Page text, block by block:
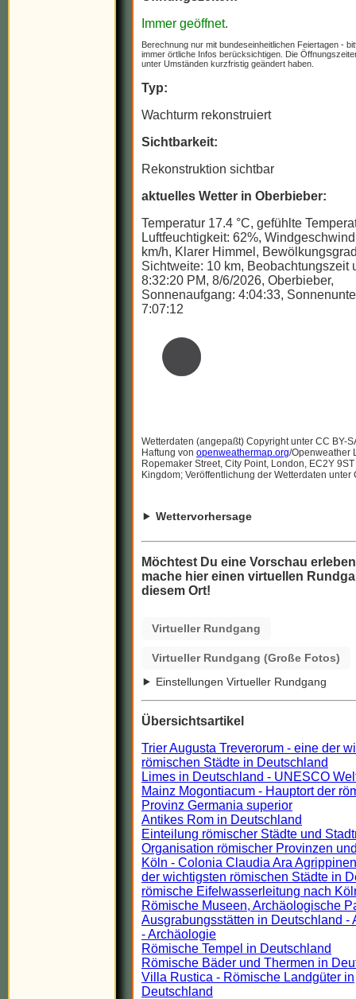
Immer geöffnet.
Berechnung nur mit bundeseinheitlichen Feiertagen -
immer örtliche Infos berücksichtigen. Die
unter Umständen kurzfristig geändert haben.
Typ:
Wachturm rekonstruiert
Sichtbarkeit:
Rekonstruktion sichtbar
aktuelles Wetter in Oberbieber:
Temperatur 17.4 °C, gefühlte
Luftfeuchtigkeit: 62%,
km/h, Klarer Himmel,
Sichtweite: 10 km, Beobachtungszeit
8:32:20 PM, 8/6/2026, Oberbieber,
Sonnenaufgang: 4:04:33,
7:07:12
Wetterdaten (angepaßt) Copyright unter CC BY-
Haftung von openweathermap.org/Openweather
Ropemaker Street, City Point, London, EC2Y
Kingdom; Veröffentlichung der Wetterdaten unter
Wettervorhersage
Möchtest Du eine Vorschau
mache hier einen virtuellen
diesem Ort!
Virtueller Rundgang
Virtueller Rundgang (Große Fotos)
Einstellungen Virtueller Rundgang
Übersichtsartikel
Trier Augusta Treverorum - eine der
römischen Städte in Deutschland
Limes in Deutschland - UNESCO
Mainz Mogontiacum - Hauptort der
Provinz Germania superior
Antikes Rom in Deutschland
Einteilung römischer Städte und
Organisation römischer Provinzen
Köln - Colonia Claudia Ara
der wichtigsten römischen Städte in
römische Eifelwasserleitung nach
Römische Museen, Archäologische
Ausgrabungsstätten in Deutschland -
- Archäologie
Römische Tempel in Deutschland
Römische Bäder und Thermen in
Villa Rustica - Römische Landgüter in
Deutschland